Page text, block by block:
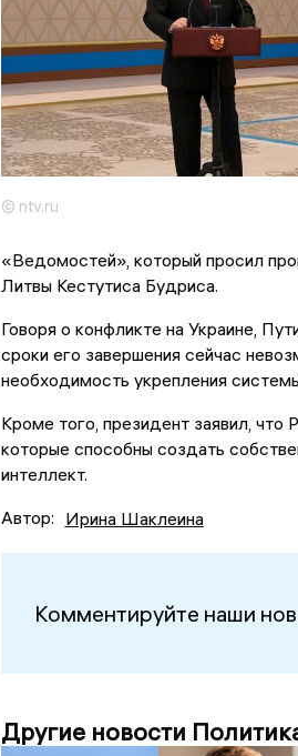
© ntv.ru
«Ведомостей», который просил
Литвы Кестутиса Будриса.
Говоря о конфликте на Украине,
сроки его завершения сейчас
необходимость укрепления
Кроме того, президент заявил, что
которые способны создать
интеллект.
Автор: Ирина Шаклеина
Комментируйте наши
Другие новости